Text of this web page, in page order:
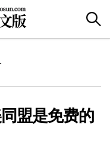
盟是免费的